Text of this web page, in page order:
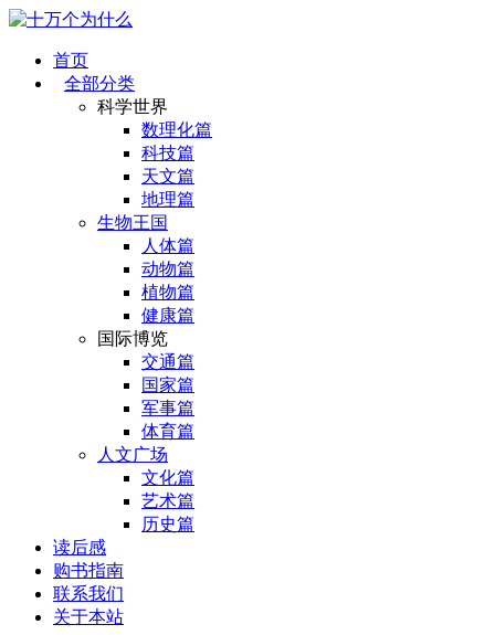
首页
全部分类
科学世界
数理化篇
科技篇
天文篇
地理篇
生物王国
人体篇
动物篇
植物篇
健康篇
国际博览
交通篇
国家篇
军事篇
体育篇
人文广场
文化篇
艺术篇
历史篇
读后感
购书指南
联系我们
关于本站